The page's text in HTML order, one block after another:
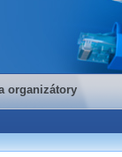
této akce,
e-mailu:
organizátory